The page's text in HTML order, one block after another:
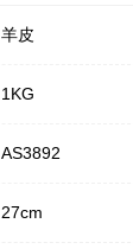
羊皮
1KG
AS3892
27cm